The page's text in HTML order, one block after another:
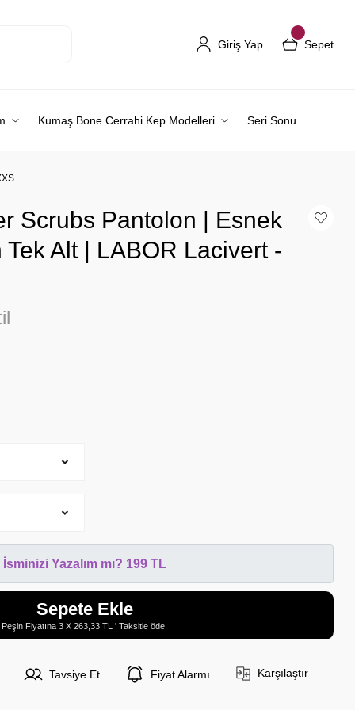
Giriş Yap Sepet
Kumaş Bone Cerrahi Kep Modelleri Seri Sonu
Scrubs Pantolon | Esnek
Tek Alt | LABOR Lacivert -
İsminizi Yazalım mı? 199 TL
Sepete Ekle
Peşin Fiyatına 3 X 263,33 TL ' Taksitle öde.
Tavsiye Et Fiyat Alarmı Karşılaştır